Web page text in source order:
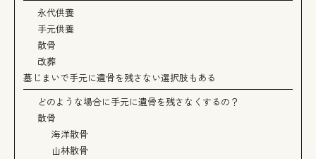
永代供養
手元供養
散骨
改葬
墓じまいで手元に遺骨を残さない選択肢もある
どのような場合に手元に遺骨を残さなくするの？
散骨
海洋散骨
山林散骨